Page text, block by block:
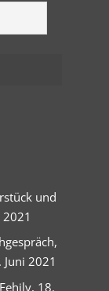
und
2021
18.